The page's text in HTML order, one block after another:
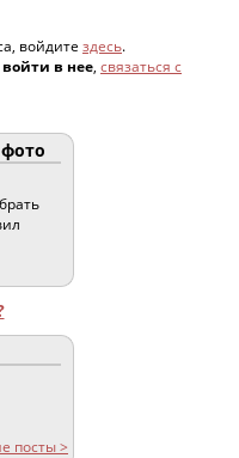
войдите здесь.
в нее, связаться с
посты >